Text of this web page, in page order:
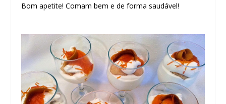
Bom apetite! Comam bem e de forma saudável!